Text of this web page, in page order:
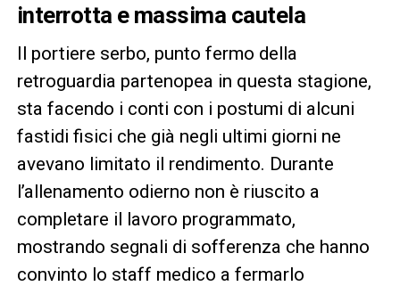
interrotta e massima cautela
Il portiere serbo, punto fermo della
retroguardia partenopea in questa stagione,
sta facendo i conti con i postumi di alcuni
fastidi fisici che già negli ultimi giorni ne
avevano limitato il rendimento. Durante
l’allenamento odierno non è riuscito a
completare il lavoro programmato,
mostrando segnali di sofferenza che hanno
convinto lo staff medico a fermarlo